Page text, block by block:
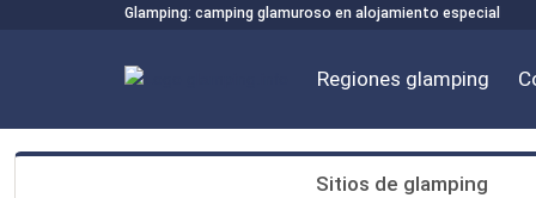
Glamping: camping glamuroso en alojamiento especial
Regiones glamping
Sitios de glamping